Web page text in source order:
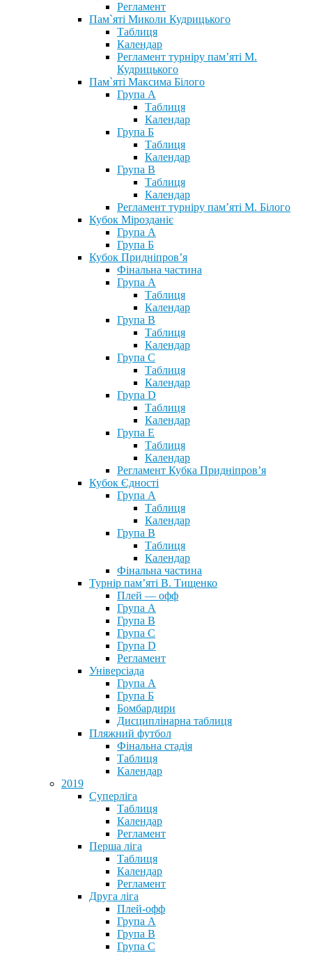
Регламент
Пам`яті Миколи Кудрицького
Таблиця
Календар
Регламент турніру пам’яті М.
Кудрицького
Пам`яті Максима Білого
Група А
Таблиця
Календар
Група Б
Таблиця
Календар
Група В
Таблиця
Календар
Регламент турніру пам’яті М. Білого
Кубок Мірозданіє
Група А
Група Б
Кубок Придніпров’я
Фінальна частина
Група А
Таблиця
Календар
Група В
Таблиця
Календар
Група С
Таблиця
Календар
Група D
Таблиця
Календар
Група Е
Таблиця
Календар
Регламент Кубка Придніпров’я
Кубок Єдності
Група А
Таблиця
Календар
Група В
Таблиця
Календар
Фінальна частина
Турнір пам’яті В. Тищенко
Плей — офф
Група А
Група B
Група С
Група D
Регламент
Універсіада
Група А
Група Б
Бомбардири
Дисциплінарна таблиця
Пляжний футбол
Фінальна стадія
Таблиця
Календар
2019
Суперліга
Таблиця
Календар
Регламент
Перша ліга
Таблиця
Календар
Регламент
Друга ліга
Плей-офф
Група А
Група В
Група С